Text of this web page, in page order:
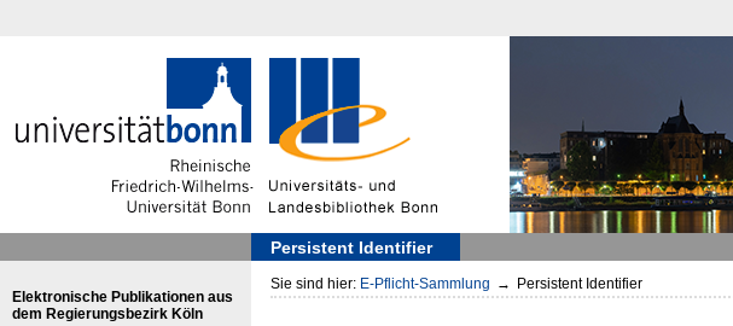
Persistent Identifier
Elektronische Publikationen aus
dem Regierungsbezirk Köln
Sie sind hier: E-Pflicht-Sammlung → Persistent Identifier